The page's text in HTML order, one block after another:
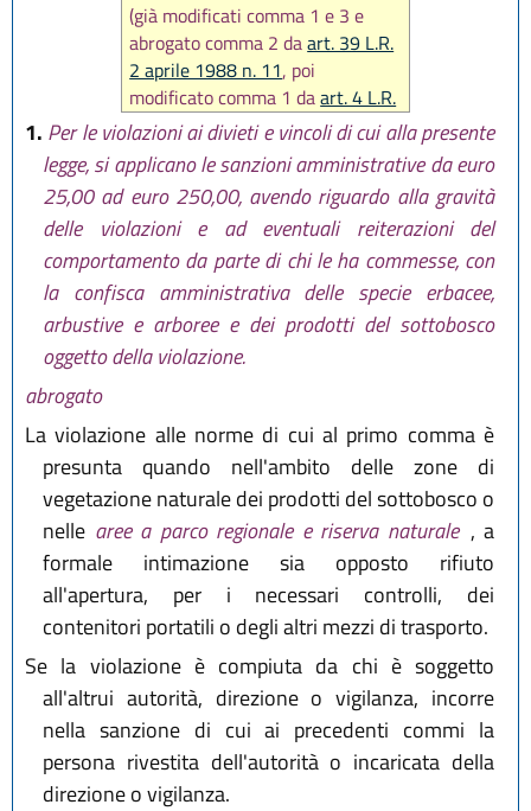
(già modificati comma 1 e 3 e
abrogato comma 2 daart. 39 L.R.
2 aprile 1988 n. 11, poi
modificato comma 1 daart. 4 L.R.
13 novembre 2001 n. 38; in
seguito sostituito comma 1 da
art. 62 L.R. 17 febbraio 2005 n. 6)
1. Per le violazioni ai divieti e vincoli di cui alla presente
legge, si applicano le sanzioni amministrative da euro
25,00 ad euro 250,00, avendo riguardo alla gravità
delle violazioni e ad eventuali reiterazioni del
comportamento da parte di chi le ha commesse, con
la confisca amministrativa delle specie erbacee,
arbustive e arboree e dei prodotti del sottobosco
oggetto della violazione.
abrogato
La violazione alle norme di cui al primo comma è
presunta quando nell'ambito delle zone di
vegetazione naturale dei prodotti del sottobosco o
nelle aree a parco regionale e riserva naturale , a
formale intimazione sia opposto rifiuto
all'apertura, per i necessari controlli, dei
contenitori portatili o degli altri mezzi di trasporto.
Se la violazione è compiuta da chi è soggetto
all'altrui autorità, direzione o vigilanza, incorre
nella sanzione di cui ai precedenti commi la
persona rivestita dell'autorità o incaricata della
direzione o vigilanza.